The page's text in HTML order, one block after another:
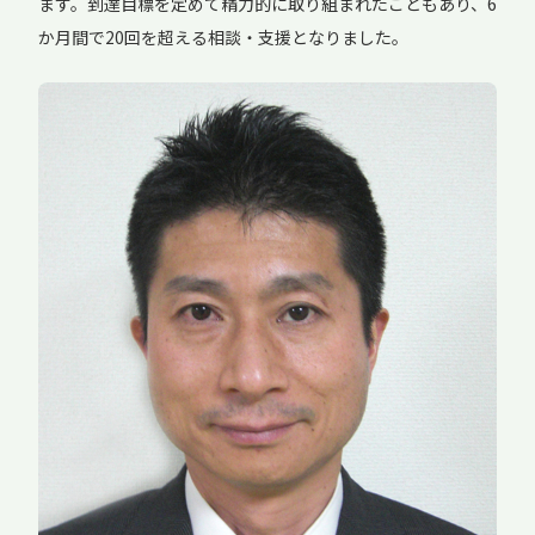
か月間で20回を超える相談・支援となりました。